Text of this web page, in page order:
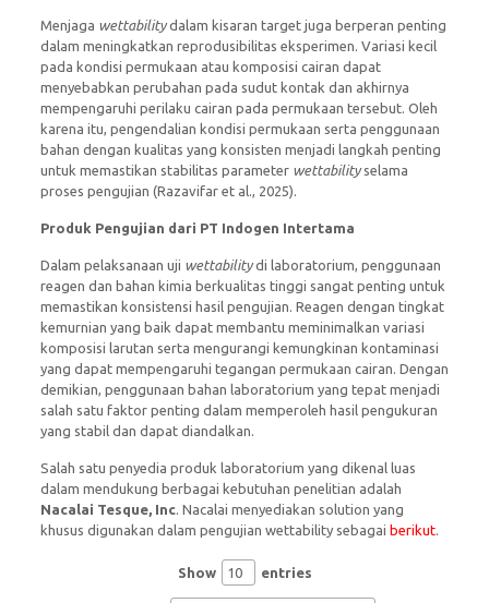
Menjaga wettabilitydalam kisaran target juga berperan penting
dalam meningkatkan reprodusibilitas eksperimen. Variasi kecil
pada kondisi permukaan atau komposisi cairan dapat
menyebabkan perubahan pada sudut kontak dan akhirnya
mempengaruhi perilaku cairan pada permukaan tersebut. Oleh
karena itu, pengendalian kondisi permukaan serta penggunaan
bahan dengan kualitas yang konsisten menjadi langkah penting
untuk memastikan stabilitas parameter wettabilityselama
proses pengujian (Razavifar et al., 2025).
Produk Pengujian dari PT Indogen Intertama
Dalam pelaksanaan uji wettabilitydi laboratorium, penggunaan
reagen dan bahan kimia berkualitas tinggi sangat penting untuk
memastikan konsistensi hasil pengujian. Reagen dengan tingkat
kemurnian yang baik dapat membantu meminimalkan variasi
komposisi larutan serta mengurangi kemungkinan kontaminasi
yang dapat mempengaruhi tegangan permukaan cairan. Dengan
demikian, penggunaan bahan laboratorium yang tepat menjadi
salah satu faktor penting dalam memperoleh hasil pengukuran
yang stabil dan dapat diandalkan.
Salah satu penyedia produk laboratorium yang dikenal luas
dalam mendukung berbagai kebutuhan penelitian adalah
Nacalai Tesque, Inc. Nacalai menyediakan solution yang
khusus digunakan dalam pengujian wettability sebagai berikut.
Show entries